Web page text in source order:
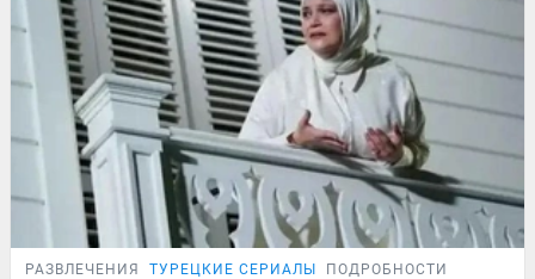
РАЗВЛЕЧЕНИЯ ТУРЕЦКИЕ СЕРИАЛЫ ПОДРОБНОСТИ